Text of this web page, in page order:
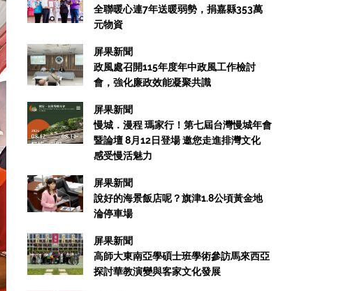
全聯暖心連7年送暖弱勢，捐嘉縣353萬
元物資
屏果新聞
政風處召開115年度年中政風工作檢討
會，強化廉政效能凝聚共識
屏果新聞
慢城．漫程 瑪家行！第七屆台灣慢城年會
暨論壇 8月12日登場 邀您走進排灣文化
感受慢活魅力
屏果新聞
說好的海景飯店呢？旗津1.8公頃黃金地
淪停車場
屏果新聞
高師大東南亞學碩士班學術參訪馬來西亞
探討華教演變與客家文化發展